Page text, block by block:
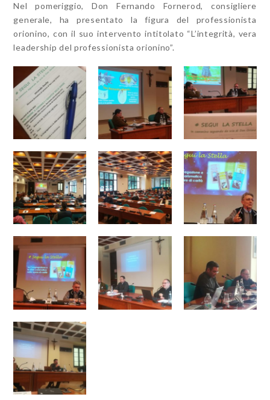
Nel pomeriggio, Don Fernando Fornerod, consigliere
generale, ha presentato la figura del professionista
orionino, con il suo intervento intitolato “L’integrità, vera
leadership del professionista orionino”.